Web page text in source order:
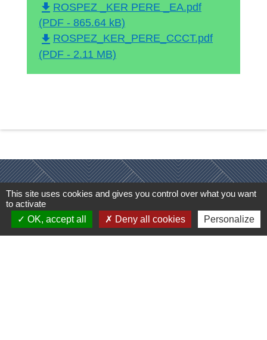
file_download ROSPEZ _KER PERE _EA.pdf
(PDF - 865.64 kB)
file_download ROSPEZ_KER_PERE_CCCT.pdf
(PDF - 2.11 MB)
Contacts
Commune de Rospez
This site uses cookies and gives you control over what you want
to activate
OK, accept all
Deny all cookies Personalize